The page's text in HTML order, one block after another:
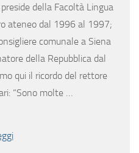
della Facoltà Lingua
ateneo dal 1996 al 1997;
comunale a Siena
della Repubblica dal
qui il ricordo del rettore
“Sono molte …